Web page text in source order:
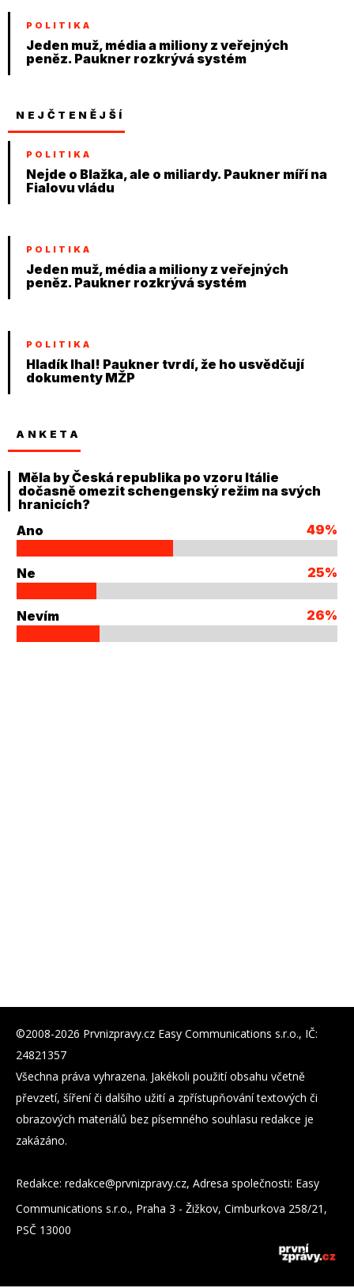
POLITIKA
Jeden muž, média a miliony z veřejných
peněz. Paukner rozkrývá systém
NEJČTENĚJŠÍ
POLITIKA
Nejde o Blažka, ale o miliardy. Paukner míří na
Fialovu vládu
POLITIKA
Jeden muž, média a miliony z veřejných
peněz. Paukner rozkrývá systém
POLITIKA
Hladík lhal! Paukner tvrdí, že ho usvědčují
dokumenty MŽP
ANKETA
Měla by Česká republika po vzoru Itálie
dočasně omezit schengenský režim na svých
hranicích?
Ano
49%
Ne 25%
Nevím 26%
©2008-2026 Prvnizpravy.cz Easy Communications s.r.o., IČ:
24821357
Všechna práva vyhrazena. Jakékoli použití obsahu včetně
převzetí, šíření či dalšího užití a zpřístupňování textových či
obrazových materiálů bez písemného souhlasu redakce je
zakázáno.
Redakce: zc.yvarpzinvrp@eckader, Adresa společnosti: Easy
Communications s.r.o., Praha 3 - Žižkov, Cimburkova 258/21,
PSČ 13000